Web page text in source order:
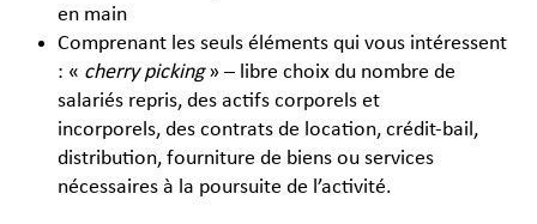
en main
Comprenant les seuls éléments qui vous intéressent
: « cherry picking» – libre choix du nombre de
salariés repris, des actifs corporels et
incorporels, des contrats de location, crédit-bail,
distribution, fourniture de biens ou services
nécessaires à la poursuite de l’activité.